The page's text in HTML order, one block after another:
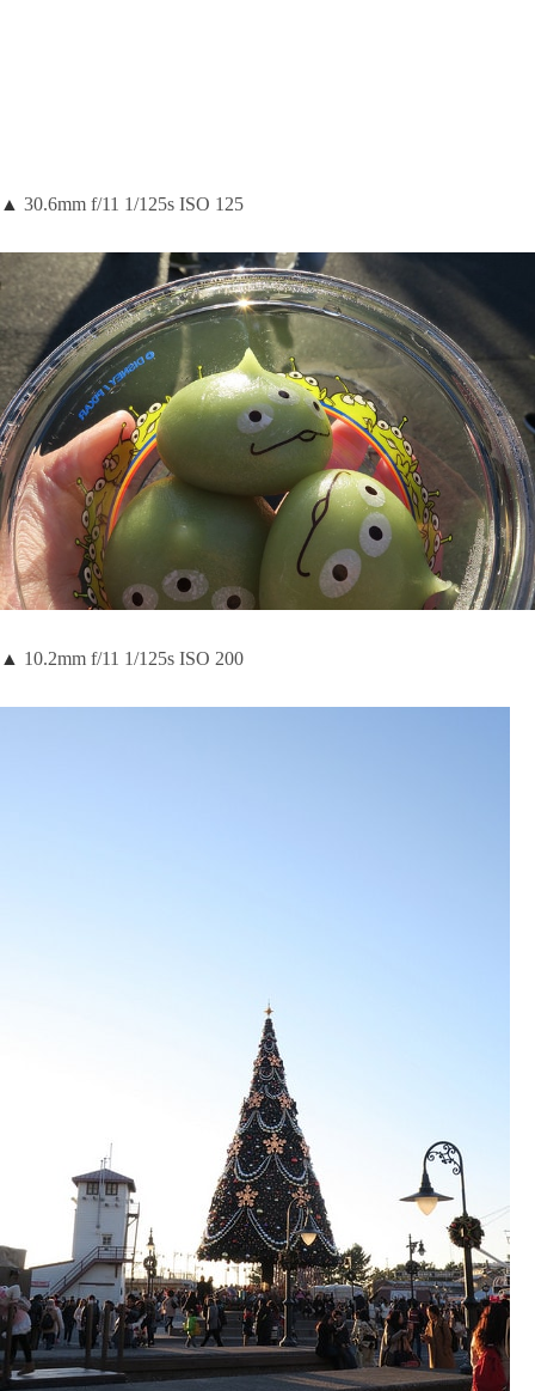
▲ 30.6mm f/11 1/125s ISO 125
▲ 10.2mm f/11 1/125s ISO 200